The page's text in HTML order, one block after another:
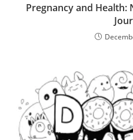
Pregnancy and